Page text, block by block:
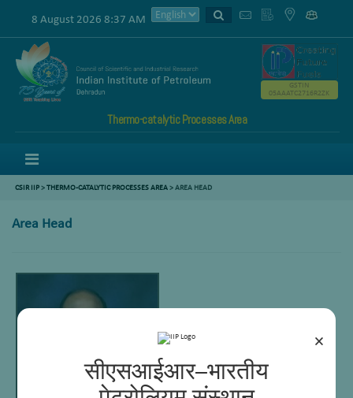
×
सीएसआईआर–भारतीय
8 August 2026 8:37 AM
Thermo-catalytic Processes Area
GSTIN
05AAATC2716R2ZK
CSIR IIP>THERMO-CATALYTIC PROCESSES AREA>AREA HEAD
Area Head